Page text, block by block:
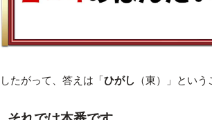
したがって、答えは「ひがし （東）」という